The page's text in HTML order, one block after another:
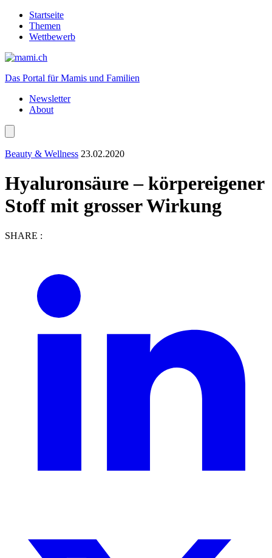
Startseite
Themen
Wettbewerb
Das Portal für Mamis und Familien
Newsletter
About
Beauty & Wellness 23.02.2020
Hyaluronsäure – körpereigener
Stoff mit grosser Wirkung
SHARE :